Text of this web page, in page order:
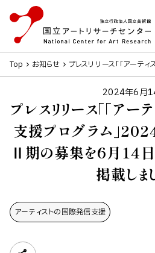
Top お知らせ プレスリリース「「アー
2024年6月
プレスリリース「「アー
支援プログラム」
Ⅱ期の募集を6月14日
掲載しま
アーティストの​国際発信支援